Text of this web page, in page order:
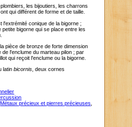
plombiers, les bijoutiers, les charrons
qui différent de forme et de taille.
l'extrémité conique de la bigorne ;
bigorne qui se place entre les
pièce de bronze de forte dimension
de l'enclume du marteau pilon ; par
qui reçoit l'enclume ou la bigorne.
latinbicornis , deux cornes
Métaux précieux et pierres précieuses